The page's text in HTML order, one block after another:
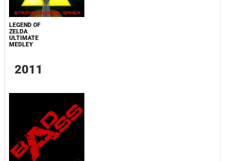
LEGEND OF
ZELDA
ULTIMATE
MEDLEY
2011